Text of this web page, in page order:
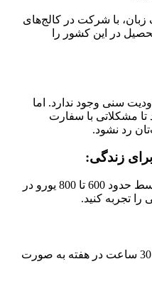
با شرکت در کالج‌های
در این کشور را
سنی وجود ندارد. اما
کنید تا مشکلاتی با سفارت
رد نشود.
زندگی:
به جز هزینه خوابگاه، با مبلغ متوسط حدود 600 تا 800 یورو در
را تجربه کنید.
شما در اسپانیا می‌توانید به مدت 30 ساعت در هفته به صورت